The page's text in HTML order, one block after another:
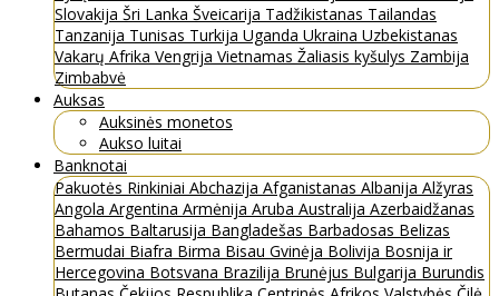
Slovakija Šri Lanka Šveicarija Tadžikistanas Tailandas
Tanzanija Tunisas Turkija Uganda Ukraina Uzbekistanas
Vakarų Afrika Vengrija Vietnamas Žaliasis kyšulys Zambija
Zimbabvė
Auksas
Auksinės monetos
Aukso luitai
Banknotai
Pakuotės Rinkiniai Abchazija Afganistanas Albanija Alžyras
Angola Argentina Armėnija Aruba Australija Azerbaidžanas
Bahamos Baltarusija Bangladešas Barbadosas Belizas
Bermudai Biafra Birma Bisau Gvinėja Bolivija Bosnija ir
Hercegovina Botsvana Brazilija Brunėjus Bulgarija Burundis